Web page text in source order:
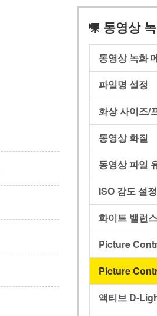
1 동영상
동영상 녹화
파일명 설정
화상 사이즈/
동영상 화질
동영상 파일
ISO 감도 설정
화이트 밸런스
Picture
Picture
액티브